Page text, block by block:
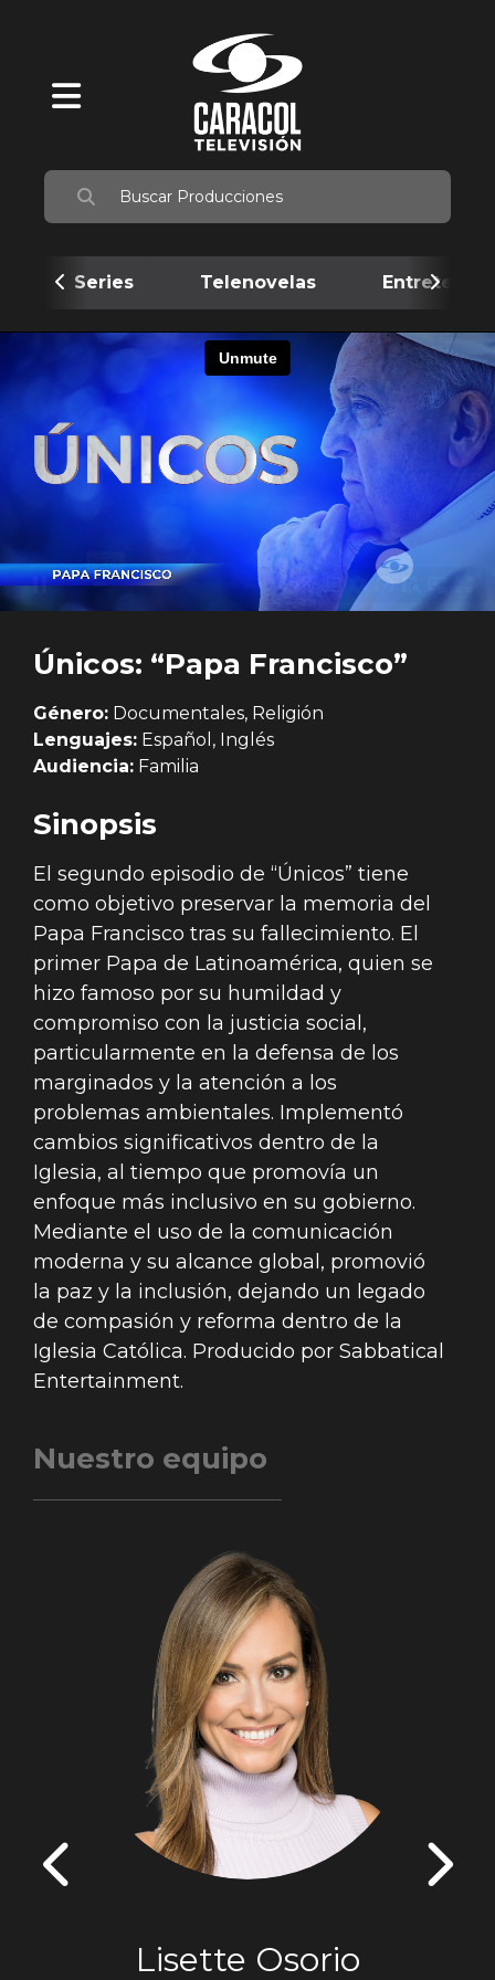
Series Telenovelas
Únicos: “Papa Francisco”
Género: Documentales, Religión
Lenguajes: Español, Inglés
Audiencia: Familia
Sinopsis
El segundo episodio de “Únicos” tiene
como objetivo preservar la memoria del
Papa Francisco tras su fallecimiento. El
primer Papa de Latinoamérica, quien se
hizo famoso por su humildad y
compromiso con la justicia social,
particularmente en la defensa de los
marginados y la atención a los
problemas ambientales. Implementó
cambios significativos dentro de la
Iglesia, al tiempo que promovía un
enfoque más inclusivo en su gobierno.
Mediante el uso de la comunicación
moderna y su alcance global, promovió
la paz y la inclusión, dejando un legado
de compasión y reforma dentro de la
Iglesia Católica. Producido por Sabbatical
Entertainment.
Nuestro equipo
Lisette Osorio